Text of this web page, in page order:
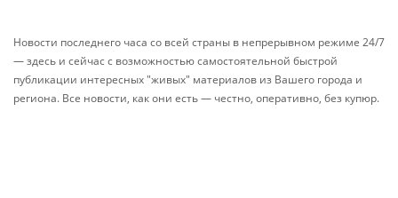
Новости последнего часа со всей страны в непрерывном режиме 24/7
— здесь и сейчас с возможностью самостоятельной быстрой
публикации интересных "живых" материалов из Вашего города и
региона. Все новости, как они есть — честно, оперативно, без купюр.